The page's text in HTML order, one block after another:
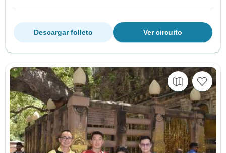
Ver circuito
Descargar folleto